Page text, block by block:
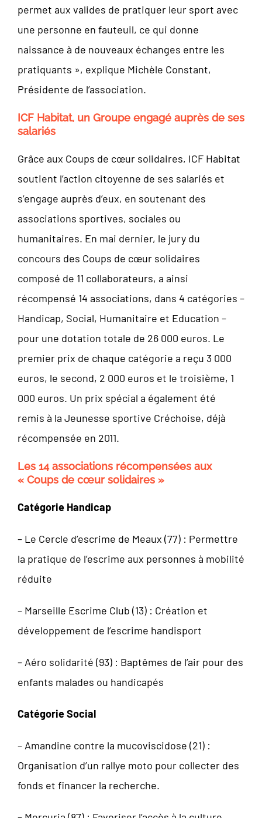
permet aux valides de pratiquer leur sport avec
une personne en fauteuil, ce qui donne
naissance à de nouveaux échanges entre les
pratiquants », explique Michèle Constant,
Présidente de l’association.
ICF Habitat, un Groupe engagé auprès de ses
salariés
Grâce aux Coups de cœur solidaires, ICF Habitat
soutient l’action citoyenne de ses salariés et
s’engage auprès d’eux, en soutenant des
associations sportives, sociales ou
humanitaires. En mai dernier, le jury du
concours des Coups de cœur solidaires
composé de 11 collaborateurs, a ainsi
récompensé 14 associations, dans 4 catégories –
Handicap, Social, Humanitaire et Education –
pour une dotation totale de 26 000 euros. Le
premier prix de chaque catégorie a reçu 3 000
euros, le second, 2 000 euros et le troisième, 1
000 euros. Un prix spécial a également été
remis à la Jeunesse sportive Créchoise, déjà
récompensée en 2011.
Les 14 associations récompensées aux
« Coups de cœur solidaires »
Catégorie Handicap
– Le Cercle d’escrime de Meaux (77) : Permettre
la pratique de l’escrime aux personnes à mobilité
réduite
– Marseille Escrime Club (13) : Création et
développement de l’escrime handisport
– Aéro solidarité (93) : Baptêmes de l’air pour des
enfants malades ou handicapés
Catégorie Social
– Amandine contre la mucoviscidose (21) :
Organisation d’un rallye moto pour collecter des
fonds et financer la recherche.